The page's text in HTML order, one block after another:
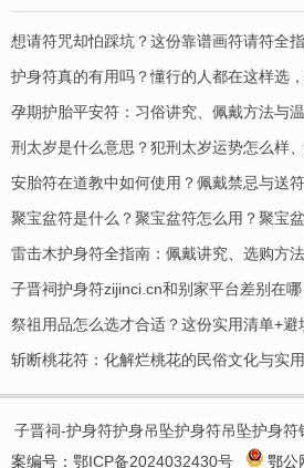
想请符咒却怕踩坑？这份靠谱画符请符全
护身符真的有用吗？懂行的人都在这样选
孕期护胎平安符：习俗讲究、佩戴方法与
刑太岁是什么意思？犯刑太岁运势怎么样
安胎符在道教中如何使用？佩戴禁忌与送
聚宝盆符是什么？聚宝盆符怎么用？聚宝
雷击木护身符全指南：佩戴讲究、选购方
子晋祠护身符zijinci.cn和别家平台差别在
祭祖用品怎么选才合适？这份实用清单+避
斩断桃花符：化解烂桃花的民俗文化与实
子晋祠-护身符护身吊坠护身符吊坠护身
案编号： 鄂ICP备2024032430号 鄂公